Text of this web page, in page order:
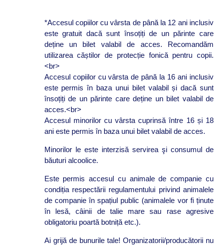
*Accesul copiilor cu vârsta de până la 12 ani inclusiv
este gratuit dacă sunt însoțiți de un părinte care
deține un bilet valabil de acces. Recomandăm
utilizarea căștilor de protecție fonică pentru copii.
<br>
Accesul copiilor cu vârsta de până la 16 ani inclusiv
este permis în baza unui bilet valabil și dacă sunt
însoțiți de un părinte care deține un bilet valabil de
acces.<br>
Accesul minorilor cu vârsta cuprinsă între 16 și 18
ani este permis în baza unui bilet valabil de acces.
Minorilor le este interzisă servirea şi consumul de
băuturi alcoolice.
Este permis accesul cu animale de companie cu
condiția respectării regulamentului privind animalele
de companie în spațiul public (animalele vor fi ținute
în lesă, câinii de talie mare sau rase agresive
obligatoriu poartă botniță etc.).
Ai grijă de bunurile tale! Organizatorii/producătorii nu